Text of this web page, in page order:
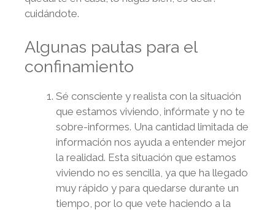
cuidándote.
Algunas pautas para el
confinamiento
Sé consciente y realista con la situación
que estamos viviendo, infórmate y no te
sobre-informes. Una cantidad limitada de
información nos ayuda a entender mejor
la realidad. Esta situación que estamos
viviendo no es sencilla, ya que ha llegado
muy rápido y para quedarse durante un
tiempo, por lo que vete haciendo a la